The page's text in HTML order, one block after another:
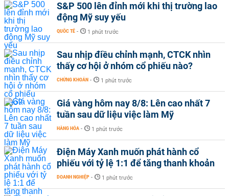
S&P 500 lên đỉnh mới khi thị trường lao
động Mỹ suy yếu
QUỐC TẾ - 1 phút trước
Sau nhịp điều chỉnh mạnh, CTCK nhìn
thấy cơ hội ở nhóm cổ phiếu nào?
CHỨNG KHOÁN - 1 phút trước
Giá vàng hôm nay 8/8: Lên cao nhất 7
tuần sau dữ liệu việc làm Mỹ
HÀNG HÓA - 1 phút trước
Điện Máy Xanh muốn phát hành cổ
phiếu với tỷ lệ 1:1 để tăng thanh khoản
DOANH NGHIỆP - 1 phút trước